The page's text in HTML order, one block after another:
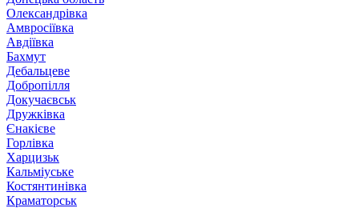
Олександрівка
Амвросіївка
Авдіївка
Бахмут
Дебальцеве
Добропілля
Докучаєвськ
Дружківка
Єнакієве
Горлівка
Харцизьк
Кальміуське
Костянтинівка
Краматорськ